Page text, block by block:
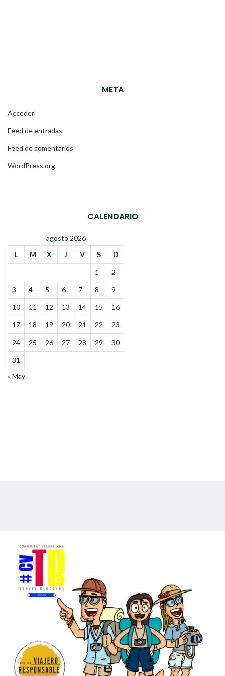
META
Acceder
Feed de entradas
Feed de comentarios
WordPress.org
CALENDARIO
agosto 2026
L
M X J V S D
1 2
3 4 5 6 7 8 9
10 11 12 13 14 15 16
17 18 19 20 21 22 23
24 25 26 27 28 29 30
31
« May